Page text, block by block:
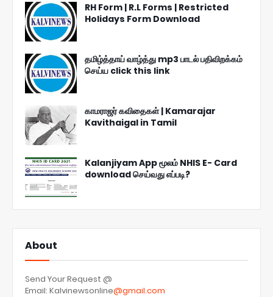
RH Form | R.L Forms | Restricted
Holidays Form Download
தமிழ்த்தாய் வாழ்த்து mp3 பாடல் பதிவிறக்கம்
செய்ய click this link
காமராஜர் கவிதைகள் | Kamarajar
Kavithaigal in Tamil
Kalanjiyam App மூலம் NHIS E- Card
download செய்வது எப்படி?
About
Send Your Request @
Email: Kalvinewsonline@gmail.com